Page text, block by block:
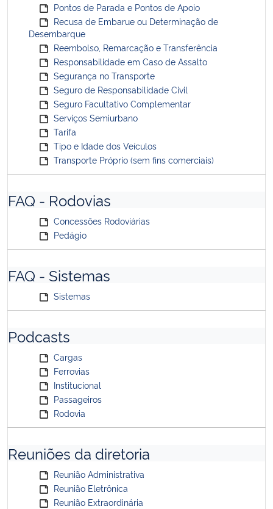
Pontos de Parada e Pontos de Apoio
Recusa de Embarue ou Determinação de
Desembarque
Reembolso, Remarcação e Transferência
Responsabilidade em Caso de Assalto
Segurança no Transporte
Seguro de Responsabilidade Civil
Seguro Facultativo Complementar
Serviços Semiurbano
Tarifa
Tipo e Idade dos Veículos
Transporte Próprio (sem fins comerciais)
FAQ - Rodovias
Concessões Rodoviárias
Pedágio
FAQ - Sistemas
Sistemas
Podcasts
Cargas
Ferrovias
Institucional
Passageiros
Rodovia
Reuniões da diretoria
Reunião Administrativa
Reunião Eletrônica
Reunião Extraordinária